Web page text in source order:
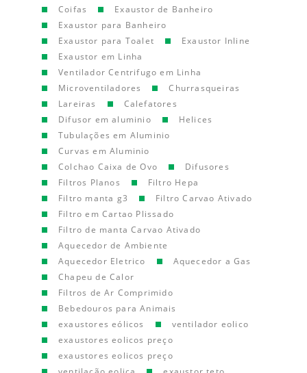
Coifas
Exaustor de Banheiro
Exaustor para Banheiro
Exaustor para Toalet
Exaustor Inline
Exaustor em Linha
Ventilador Centrifugo em Linha
Microventiladores
Churrasqueiras
Lareiras
Calefatores
Difusor em aluminio
Helices
Tubulações em Aluminio
Curvas em Aluminio
Colchao Caixa de Ovo
Difusores
Filtros Planos
Filtro Hepa
Filtro manta g3
Filtro Carvao Ativado
Filtro em Cartao Plissado
Filtro de manta Carvao Ativado
Aquecedor de Ambiente
Aquecedor Eletrico
Aquecedor a Gas
Chapeu de Calor
Filtros de Ar Comprimido
Bebedouros para Animais
exaustores eólicos
ventilador eolico
exaustores eolicos preço
exaustores eolicos preço